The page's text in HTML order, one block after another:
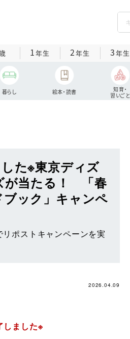
1年生 2年生 3年生
暮らし 絵本・読書
知育・
習いごと
た※東京ディズ
が当たる！ 「春
ック」キャンペ
ポストキャンペーンを実
2026.04.09
しました※